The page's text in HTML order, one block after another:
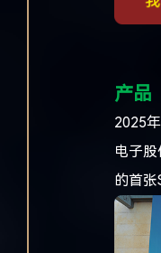
产品
2025
电子
的首张